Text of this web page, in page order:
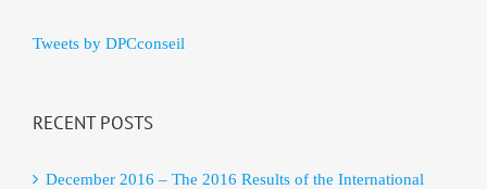
Tweets by DPCconseil
RECENT POSTS
December 2016 – The 2016 Results of the International